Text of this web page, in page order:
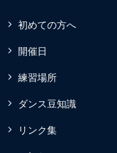
初めての方へ
開催日
練習場所
ダンス豆知識
リンク集